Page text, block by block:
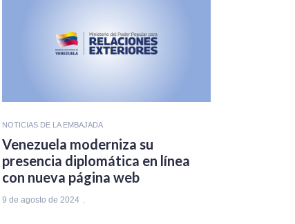
NOTICIAS DE LA EMBAJADA
Venezuela moderniza su
presencia diplomática en línea
con nueva página web
9 de agosto de 2024